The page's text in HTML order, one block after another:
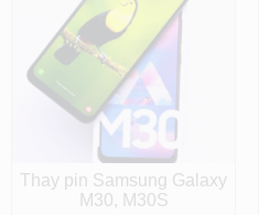
Thay pin Samsung Galaxy
M30, M30S